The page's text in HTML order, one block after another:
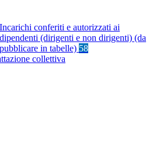
Incarichi conferiti e autorizzati ai
dipendenti (dirigenti e non dirigenti) (da
pubblicare in tabelle) 58
collettiva